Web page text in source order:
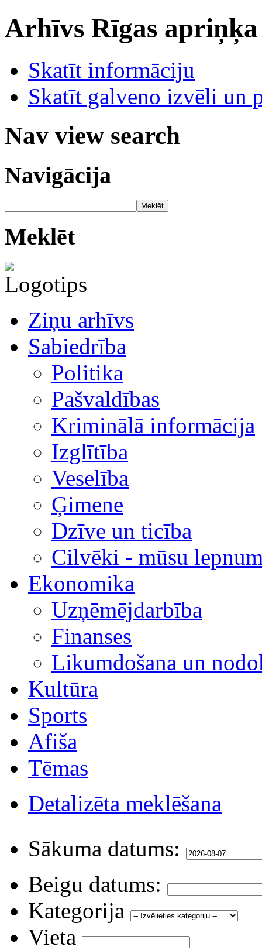
Arhīvs Rīgas
Skatīt informāciju
Skatīt galveno izvēli un
Nav view search
Navigācija
Meklēt
Meklēt
Ziņu arhīvs
Sabiedrība
Politika
Pašvaldības
Kriminālā informācija
Izglītība
Veselība
Ģimene
Dzīve un ticība
Cilvēki - mūsu
Ekonomika
Uzņēmējdarbība
Finanses
Likumdošana un
Kultūra
Sports
Afiša
Tēmas
Detalizēta meklēšana
Sākuma datums:
Beigu datums:
Kategorija
Vieta